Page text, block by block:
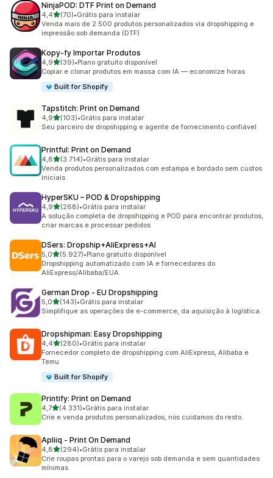
NinjaPOD: DTF Print on Demand
4,4de 5 estrelas
(70)
70 avaliações ao todo
•Grátis para instalar
Venda mais de 2.500 produtos personalizados via dropshipping e
impressão sob demanda (DTF)
Kopy‑fy Importar Produtos
4,9de 5 estrelas
(39)
39 avaliações ao todo
•Plano gratuito disponível
Copiar e clonar produtos em massa com IA — economize horas
Built for Shopify
Tapstitch: Print on Demand
4,9de 5 estrelas
(103)
103 avaliações ao todo
•Grátis para instalar
Seu parceiro de dropshipping e agente de fornecimento confiável
Printful: Print on Demand
4,8de 5 estrelas
(3.714)
3714 avaliações ao todo
•Grátis para instalar
Venda produtos personalizados com estampa e bordado sem custos
iniciais
HyperSKU – POD & Dropshipping
4,9de 5 estrelas
(268)
268 avaliações ao todo
•Grátis para instalar
A solução completa de dropshipping e POD para encontrar produtos,
criar marcas e processar pedidos
DSers: Dropship+AliExpress+AI
5,0de 5 estrelas
(5.927)
5927 avaliações ao todo
•Plano gratuito disponível
Dropshipping automatizado com IA e fornecedores do
AliExpress/Alibaba/EUA
German Drop ‑ EU Dropshipping
5,0de 5 estrelas
(143)
143 avaliações ao todo
•Grátis para instalar
Simplifique as operações de e-commerce, da aquisição à logística.
Dropshipman: Easy Dropshipping
4,4de 5 estrelas
(280)
280 avaliações ao todo
•Grátis para instalar
Fornecedor completo de dropshipping com AliExpress, Alibaba e
Temu
Built for Shopify
Printify: Print on Demand
4,7de 5 estrelas
(4.331)
4331 avaliações ao todo
•Grátis para instalar
Crie e venda produtos personalizados, nós cuidamos do resto.
Apliiq ‑ Print On Demand
4,8de 5 estrelas
(294)
294 avaliações ao todo
•Grátis para instalar
Crie roupas prontas para o varejo sob demanda e sem quantidades
mínimas